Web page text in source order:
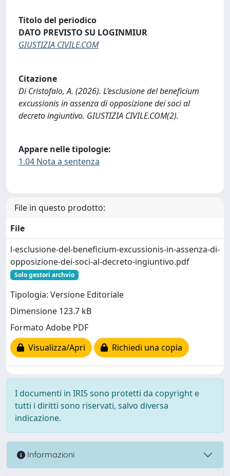
Titolo del periodico
DATO PREVISTO SU LOGINMIUR
GIUSTIZIA CIVILE.COM
Citazione
Di Cristofalo, A. (2026). L’esclusione del beneficium
excussionis in assenza di opposizione dei soci al
decreto ingiuntivo. GIUSTIZIA CIVILE.COM(2).
Appare nelle tipologie:
1.04 Nota a sentenza
File in questo prodotto:
File
l-esclusione-del-beneficium-excussionis-in-assenza-di-
opposizione-dei-soci-al-decreto-ingiuntivo.pdf
Solo gestori archvio
Tipologia: Versione Editoriale
Dimensione 123.7 kB
Formato Adobe PDF
Visualizza/Apri
Richiedi una copia
I documenti in IRIS sono protetti da copyright e
tutti i diritti sono riservati, salvo diversa
indicazione.
Informazioni